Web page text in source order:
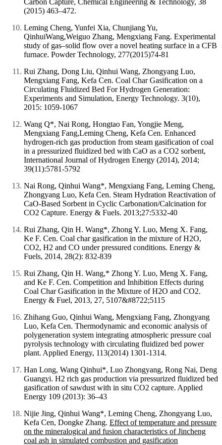
Carbon Capture, Chemical Engineering & Technology, 38
(2015) 463–472.
Leming Cheng, Yunfei Xia, Chunjiang Yu,
QinhuiWang,Weiguo Zhang, Mengxiang Fang. Experimental
study of gas–solid flow over a novel heating surface in a CFB
furnace. Powder Technology, 277(2015)74-81
Rui Zhang, Dong Liu, Qinhui Wang, Zhongyang Luo,
Mengxiang Fang, Kefa Cen. Coal Char Gasification on a
Circulating Fluidized Bed For Hydrogen Generation:
Experiments and Simulation, Energy Technology. 3(10),
2015: 1059-1067
Wang Q*, Nai Rong, Hongtao Fan, Yongjie Meng,
Mengxiang Fang,Leming Cheng, Kefa Cen. Enhanced
hydrogen-rich gas production from steam gasification of coal
in a pressurized fluidized bed with CaO as a CO2 sorbent,
International Journal of Hydrogen Energy (2014), 2014;
39(11):5781-5792
Nai Rong, Qinhui Wang*, Mengxiang Fang, Leming Cheng,
Zhongyang Luo, Kefa Cen. Steam Hydration Reactivation of
CaO-Based Sorbent in Cyclic Carbonation/Calcination for
CO2 Capture. Energy & Fuels. 2013;27:5332-40
Rui Zhang, Qin H. Wang*, Zhong Y. Luo, Meng X. Fang,
Ke F. Cen. Coal char gasification in the mixture of H2O,
CO2, H2 and CO under pressured conditions. Energy &
Fuels, 2014, 28(2): 832-839
Rui Zhang, Qin H. Wang,* Zhong Y. Luo, Meng X. Fang,
and Ke F. Cen. Competition and Inhibition Effects during
Coal Char Gasification in the Mixture of H2O and CO2.
Energy & Fuel, 2013, 27, 5107&#8722;5115
Zhihang Guo, Qinhui Wang, Mengxiang Fang, Zhongyang
Luo, Kefa Cen. Thermodynamic and economic analysis of
polygeneration system integrating atmospheric pressure coal
pyrolysis technology with circulating fluidized bed power
plant. Applied Energy, 113(2014) 1301-1314.
Han Long, Wang Qinhui*, Luo Zhongyang, Rong Nai, Deng
Guangyi. H2 rich gas production via pressurized fluidized bed
gasification of sawdust with in situ CO2 capture. Applied
Energy 109 (2013): 36–43
Nijie Jing, Qinhui Wang*, Leming Cheng, Zhongyang Luo,
Kefa Cen, Dongke Zhang. Effect of temperature and pressure
on the mineralogical and fusion characteristics of Jincheng
coal ash in simulated combustion and gasification